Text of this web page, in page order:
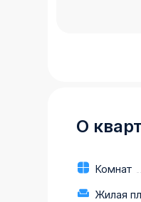
О
Комнат
Жилая